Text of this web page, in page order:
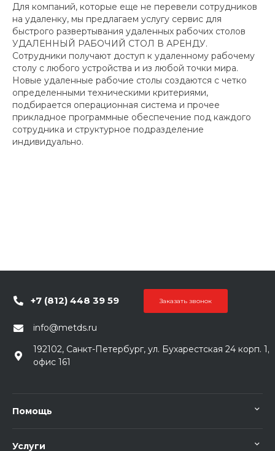
Для компаний, которые еще не перевели сотрудников
на удаленку, мы предлагаем услугу сервис для
быстрого развертывания удаленных рабочих столов
УДАЛЕННЫЙ РАБОЧИЙ СТОЛ В АРЕНДУ.
Сотрудники получают доступ к удаленному рабочему
столу с любого устройства и из любой точки мира.
Новые удаленные рабочие столы создаются с четко
определенными техническими критериями,
подбирается операционная система и прочее
прикладное программные обеспечение под каждого
сотрудника и структурное подразделение
индивидуально.
+7 (812) 448 39 59 Заказать звонок
info@metds.ru
192102, Санкт-Петербург, ул. Бухарестская 24 корп. 1,
офис 161
Помощь
Услуги